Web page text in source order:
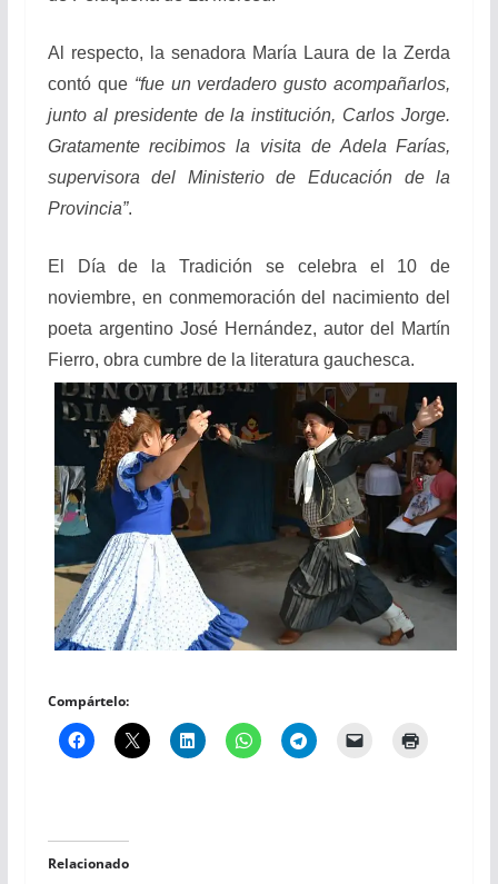
Al respecto, la senadora María Laura de la Zerda
contó que “fue un verdadero gusto acompañarlos,
junto al presidente de la institución, Carlos Jorge.
Gratamente recibimos la visita de Adela Farías,
supervisora del Ministerio de Educación de la
Provincia”.
El Día de la Tradición se celebra el 10 de
noviembre, en conmemoración del nacimiento del
poeta argentino José Hernández, autor del Martín
Fierro, obra cumbre de la literatura gauchesca.
Compártelo:
Relacionado